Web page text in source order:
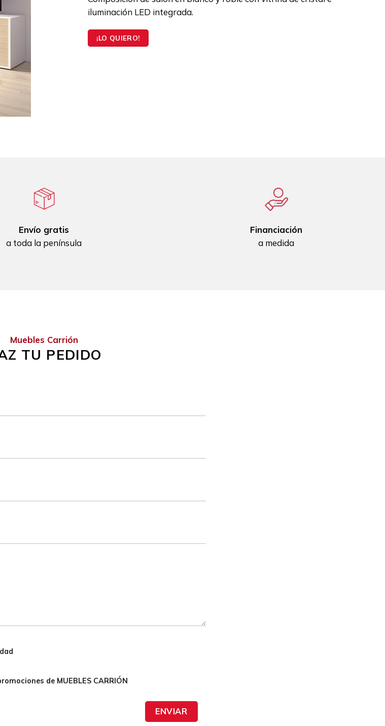
iluminación LED integrada.
¡LO QUIERO!
Envío gratis
a toda la península
Financiación
a medida
Muebles Carrión
TU PEDIDO
de MUEBLES CARRIÓN
ENVIAR